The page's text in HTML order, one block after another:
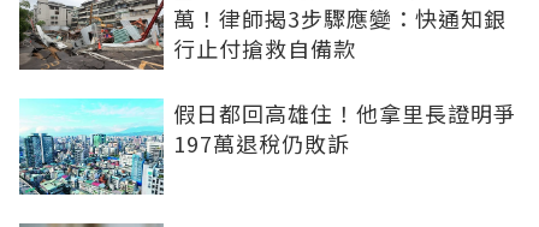
萬！律師揭3步驟應變：快通知銀
行止付搶救自備款
假日都回高雄住！他拿里長證明爭
197萬退稅仍敗訴